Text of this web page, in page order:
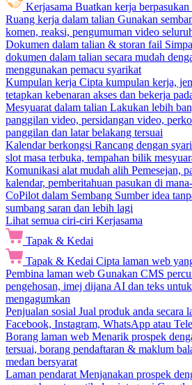
Kerjasama Buatkan kerja
Ruang kerja dalam talian Gunakan
komen, reaksi, pengumuman video
Dokumen dalam talian & storan fail
dokumen dalam talian secara mudah
menggunakan pemacu syarikat
Kumpulan kerja Cipta kumpulan kerja,
tetapkan kebenaran akses dan bekerja
Mesyuarat dalam talian Lakukan lebih
panggilan video, persidangan video,
panggilan dan latar belakang tersuai
Kalendar berkongsi Rancang dengan
slot masa terbuka, tempahan bilik
Komunikasi alat mudah alih Pemesejan,
kalendar, pemberitahuan pasukan di
CoPilot dalam Sembang Sumber idea
sumbang saran dan lebih lagi
Lihat semua ciri-ciri Kerjasama
Tapak & Kedai
Tapak & Kedai Cipta laman web
Pembina laman web Gunakan CMS
pengehosan, imej dijana AI dan teks
mengagumkan
Penjualan sosial Jual produk anda secara
Facebook, Instagram, WhatsApp atau
Borang laman web Menarik prospek
tersuai, borang pendaftaran & maklum
medan bersyarat
Laman pendarat Menjanakan prospek